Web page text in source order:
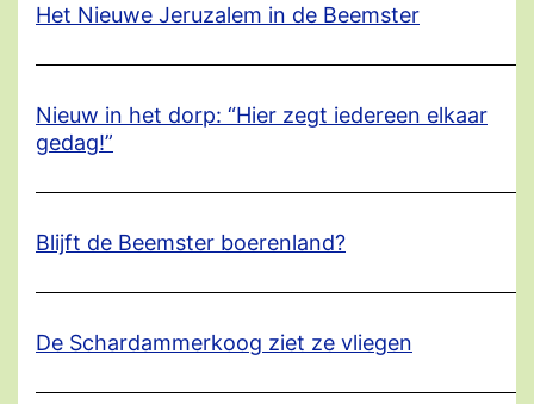
Het Nieuwe Jeruzalem in de Beemster
Nieuw in het dorp: “Hier zegt iedereen elkaar
gedag!”
Blijft de Beemster boerenland?
De Schardammerkoog ziet ze vliegen